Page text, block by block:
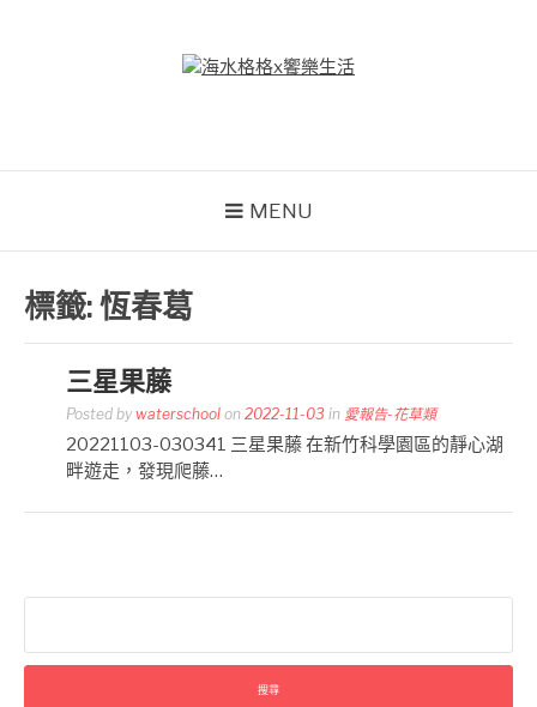
MENU
標籤:恆春葛
三星果藤
Posted by waterschool on 2022-11-03 in 愛報告-花草類
20221103-030341 三星果藤 在新竹科學園區的靜心湖
畔遊走，發現爬藤…
關